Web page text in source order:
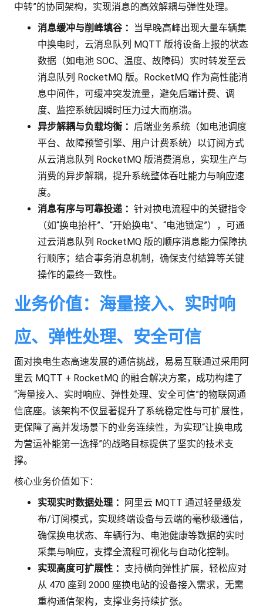
中转”的协同架构，实现消息的高效解耦与弹性处理。
消息缓冲与削峰填谷 ：
当早晚高峰出现大量车辆集
中换电时，云消息队列 MQTT 版将设备上报的状态
数据（如电池 SOC、温度、故障码）实时转发至云
消息队列 RocketMQ 版。RocketMQ 作为高性能消
息中间件，可缓冲突发流量，避免后端计费、调
度、监控系统因瞬时压力过大而崩溃。
异步解耦与负载均衡 ： 后端业务系统（如电池调度
平台、故障预警引擎、用户计费系统）以订阅方式
从云消息队列 RocketMQ 版消费消息，实现生产与
消费的异步解耦，提升系统整体吞吐能力与响应速
度。
消息有序与可靠投递 ： 针对换电流程中的关键指令
（如“换电抬杆”、“开始换电”、“电池锁定”），可通
过云消息队列 RocketMQ 版的顺序消息能力保障执
行顺序；结合事务消息机制，确保支付结算等关键
操作的最终一致性。
业务价值：海量接入、实时响
应、弹性处理、安全可信
面对换电生态高速发展的通信挑战，易易互联通过采用阿
里云 MQTT + RocketMQ 的融合解决方案，成功构建了
“海量接入、实时响应、弹性处理、安全可信”的物联网通
信底座。该架构不仅显著提升了系统稳定性与可扩展性，
更保障了高并发场景下的业务连续性，为实现“让换电成
为营运补能第一选择”的战略目标提供了坚实的技术支
撑。
核心业务价值如下：
实现实时数据处理 ：
阿里云 MQTT 通过轻量级发
布/订阅模式，实现终端设备与云端的毫秒级通信，
确保换电状态、车辆行为、电池健康等数据的实时
采集与响应，支撑全流程可视化与自动化控制。
实现高度可扩展性 ： 支持横向弹性扩展，轻松应对
从 470 座到 2000 座换电站的设备接入需求，无需
重构通信架构，支撑业务持续扩张。